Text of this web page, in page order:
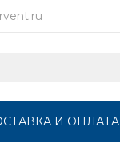
И ОПЛАТА